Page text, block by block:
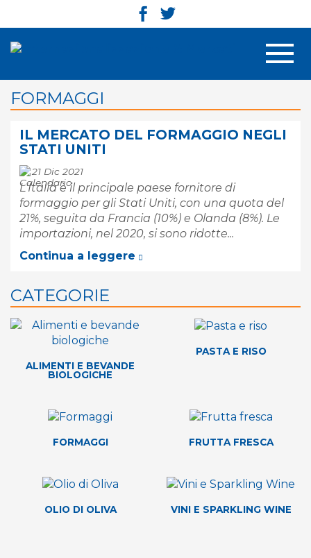
FORMAGGI
IL MERCATO DEL FORMAGGIO NEGLI
STATI UNITI
21 Dic 2021
L'Italia è il principale paese fornitore di
formaggio per gli Stati Uniti, con una quota del
21%, seguita da Francia (10%) e Olanda (8%). Le
importazioni, nel 2020, si sono ridotte...
Continua a leggere
CATEGORIE
ALIMENTI E BEVANDE
BIOLOGICHE
PASTA E RISO
FORMAGGI FRUTTA FRESCA
OLIO DI OLIVA VINI E SPARKLING WINE